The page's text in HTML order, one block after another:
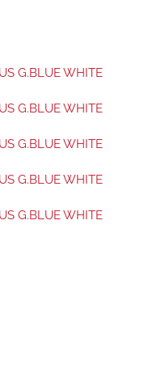
G.BLUE WHITE
G.BLUE WHITE
G.BLUE WHITE
G.BLUE WHITE
G.BLUE WHITE